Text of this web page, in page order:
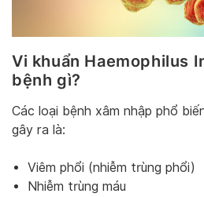
Vi khuẩn Haemophilus
bệnh gì?
Các loại bệnh xâm nhập phổ
gây ra là:
Viêm phổi (nhiễm trùng phổi)
Nhiễm trùng máu